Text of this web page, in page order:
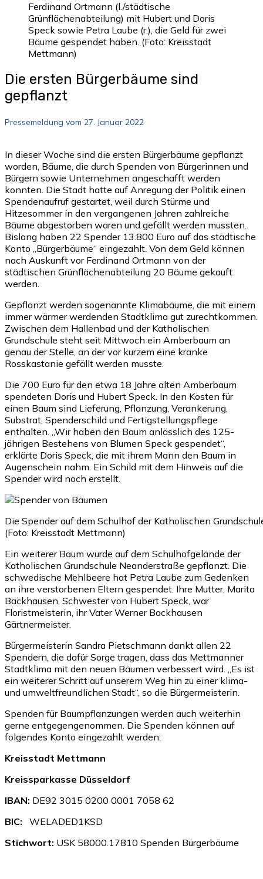
Ferdinand Ortmann (l./städtische
Grünflächenabteilung) mit Hubert und Doris
Speck sowie Petra Laube (r.), die Geld für zwei
Bäume gespendet haben. (Foto: Kreisstadt
Mettmann)
Die ersten Bürgerbäume sind
gepflanzt
Pressemeldung vom 27. Januar 2022
In dieser Woche sind die ersten Bürgerbäume gepflanzt
worden, Bäume, die durch Spenden von Bürgerinnen und
Bürgern sowie Unternehmen angeschafft werden
konnten. Die Stadt hatte auf Anregung der Politik einen
Spendenaufruf gestartet, weil durch Stürme und
Hitzesommer in den vergangenen Jahren zahlreiche
Bäume abgestorben waren und gefällt werden mussten.
Bislang haben 22 Spender 13.800 Euro auf das städtische
Konto „Bürgerbäume“ eingezahlt. Von dem Geld können
nach Auskunft vor Ferdinand Ortmann von der
städtischen Grünflächenabteilung 20 Bäume gekauft
werden.
Gepflanzt werden sogenannte Klimabäume, die mit einem
immer wärmer werdenden Stadtklima gut zurechtkommen.
Zwischen dem Hallenbad und der Katholischen
Grundschule steht seit Mittwoch ein Amberbaum an
genau der Stelle, an der vor kurzem eine kranke
Rosskastanie gefällt werden musste.
Die 700 Euro für den etwa 18 Jahre alten Amberbaum
spendeten Doris und Hubert Speck. In den Kosten für
einen Baum sind Lieferung, Pflanzung, Verankerung,
Substrat, Spenderschild und Fertigstellungspflege
enthalten. „Wir haben den Baum anlässlich des 125-
jährigen Bestehens von Blumen Speck gespendet“,
erklärte Doris Speck, die mit ihrem Mann den Baum in
Augenschein nahm. Ein Schild mit dem Hinweis auf die
Spender wird noch erstellt.
Die Spender auf dem Schulhof der Katholischen
(Foto: Kreisstadt Mettmann)
Ein weiterer Baum wurde auf dem Schulhofgelände der
Katholischen Grundschule Neanderstraße gepflanzt. Die
schwedische Mehlbeere hat Petra Laube zum Gedenken
an ihre verstorbenen Eltern gespendet. Ihre Mutter, Marita
Backhausen, Schwester von Hubert Speck, war
Floristmeisterin, ihr Vater Werner Backhausen
Gärtnermeister.
Bürgermeisterin Sandra Pietschmann dankt allen 22
Spendern, die dafür Sorge tragen, dass das Mettmanner
Stadtklima mit den neuen Bäumen verbessert wird. „Es ist
ein weiterer Schritt auf unserem Weg hin zu einer klima-
und umweltfreundlichen Stadt“, so die Bürgermeisterin.
Spenden für Baumpflanzungen werden auch weiterhin
gerne entgegengenommen. Die Spenden können auf
folgendes Konto eingezahlt werden:
Kreisstadt Mettmann
Kreissparkasse Düsseldorf
IBAN: DE92 3015 0200 0001 7058 62
BIC:
WELADED1KSD
Stichwort: USK 58000.17810 Spenden Bürgerbäume